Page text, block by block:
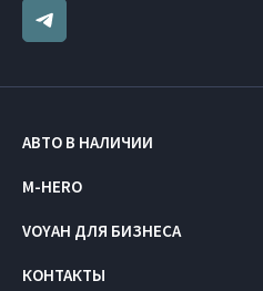
АВТО В НАЛИЧИИ
M-HERO
VOYAH ДЛЯ БИЗНЕСА
КОНТАКТЫ